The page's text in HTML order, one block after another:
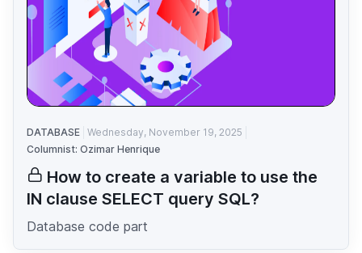
DATABASE Wednesday, November 19, 2025
Columnist: Ozimar Henrique
How to create a variable to use the
IN clause SELECT query SQL?
Database code part